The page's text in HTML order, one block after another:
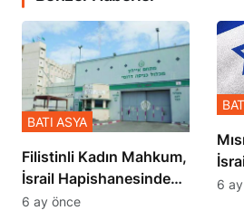
Filistinli Kadın Mahkum,
İsrail Hapishanesindeki
Zulmü Anlattı
BATI ASYA
6 ay önce
6 ay